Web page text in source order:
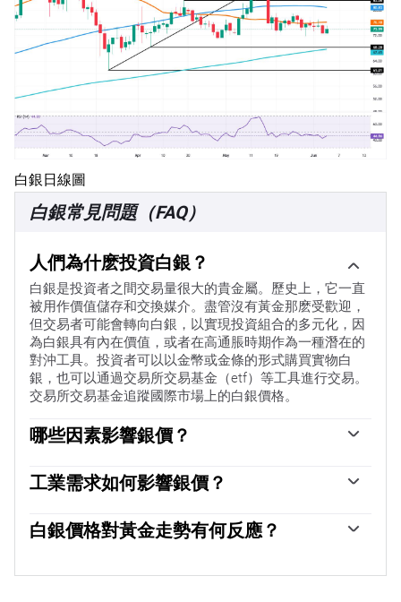
白銀日線圖
白銀常見問題（FAQ）
人們為什麽投資白銀？
白銀是投資者之間交易量很大的貴金屬。歷史上，它一直
被用作價值儲存和交換媒介。盡管沒有黃金那麽受歡迎，
但交易者可能會轉向白銀，以實現投資組合的多元化，因
為白銀具有內在價值，或者在高通脹時期作為一種潛在的
對沖工具。投資者可以以金幣或金條的形式購買實物白
銀，也可以通過交易所交易基金（etf）等工具進行交易。
交易所交易基金追蹤國際市場上的白銀價格。
哪些因素影響銀價？
濟深度衰退的擔憂，可能使白銀價格因其避險地位而上
漲，盡管其上漲幅度不及黃金。作為一種無收益資產，白
（USD）的表現，因為資產是以美元（XAG/USD）定價
工業需求如何影響銀價？
為它是所有金屬中導電性最高的金屬之一，比銅和金還要
高。需求的激增可能會提高價格，而需求的下降往往會降
動：對於美國，尤其是中國，它們的大型工業部門在各種
白銀價格對黃金走勢有何反應？
也會隨之上漲，因為它們作為避險資產的地位是相似的。